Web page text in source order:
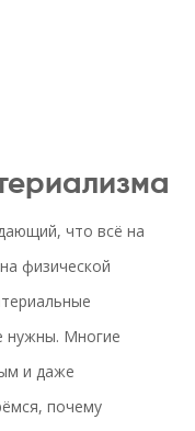
что всё на
физической
нужны. Многие
и даже
почему